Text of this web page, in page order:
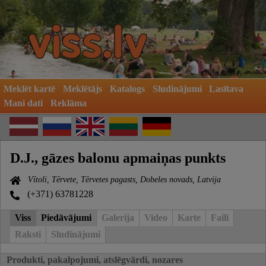
Meklēt kartē Meklētājs Katalogs Sludinājumi
Lasītava
Mani dati
Reklāma
D.J., gāzes balonu apmaiņas punkts
Vītoli, Tērvete, Tērvetes pagasts, Dobeles novads, Latvija
(+371) 63781228
Viss Piedāvājumi Galerija Video Karte
Faili
Raksti
Sludinājumi
Produkti, pakalpojumi, atslēgvārdi, nozares